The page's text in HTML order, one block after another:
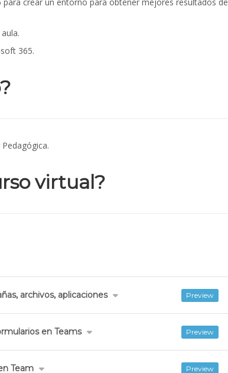
crear un entorno para obtener mejores resultados de
365.
virtual?
archivos, aplicaciones Preview
en Teams Preview
Team Preview